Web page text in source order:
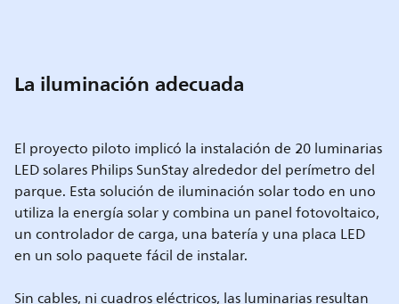
La iluminación adecuada
El proyecto piloto implicó la instalación de 20 luminarias
LED solares Philips SunStay alrededor del perímetro del
parque. Esta solución de iluminación solar todo en uno
utiliza la energía solar y combina un panel fotovoltaico,
un controlador de carga, una batería y una placa LED
en un solo paquete fácil de instalar.
Sin cables, ni cuadros eléctricos, las luminarias resultan